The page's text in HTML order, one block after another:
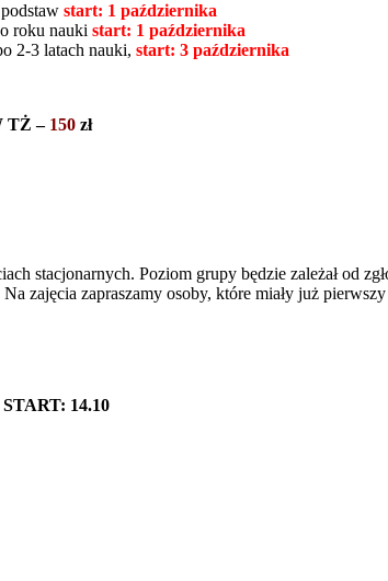
start: 1 października
roku nauki start: 1 października
2-3 latach nauki, start: 3 października
TŻ – 150 zł
stacjonarnych. Poziom grupy będzie zależał od
zajęcia zapraszamy osoby, które miały już
START: 14.10